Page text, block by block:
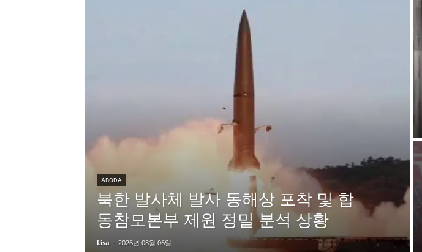
ABODA
북한 발사체 발사 동해상 포착 및 합
동참모본부 제원 정밀 분석 상황
Lisa - 2026년 08월 06일